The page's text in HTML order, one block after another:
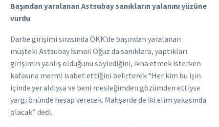
Başından yaralanan Astsubay sanıkların yalanını yüzüne
vurdu
Darbe girişimi sırasında ÖKK’de başından yaralanan
müşteki Astsubay İsmail Oğuz da sanıklara, yaptıkları
girişimin yanlış olduğunu söylediğini, ikna etmek isterken
kafasına mermi isabet ettiğini belirterek “Her kim bu işin
içinde yer aldıysa ve beni mesleğimden gözümden ettiyse
yargı önünde hesap verecek. Mahşerde de iki elim yakasında
olacak” dedi.